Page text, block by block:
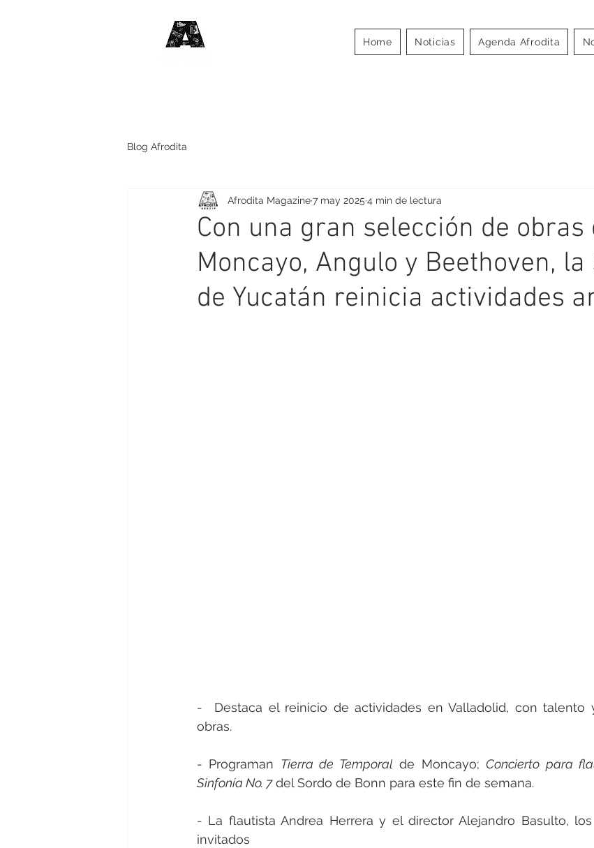
Home Noticias Agenda Afrodita
Blog Afrodita
Con una gran selección de obras
Moncayo, Angulo y Beethoven,
de Yucatán reinicia actividades
Afrodita Magazine7 may 2025 4 min de lectura
-  Destaca el reinicio de actividades en Valladolid, con talento
obras.
- Programan Tierra de Temporal de Moncayo; Concierto para
Sinfonía No. 7 del Sordo de Bonn para este fin de semana.
- La flautista Andrea Herrera y el director Alejandro Basulto,
invitados